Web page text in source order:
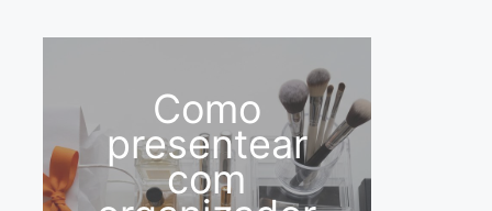
Como
presentear
com